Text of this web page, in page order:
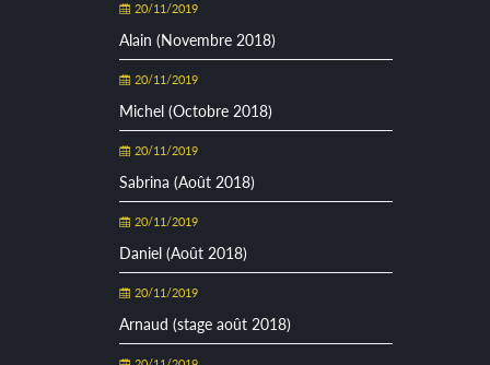
20/11/2019
Alain (Novembre 2018)
20/11/2019
Michel (Octobre 2018)
20/11/2019
Sabrina (Août 2018)
20/11/2019
Daniel (Août 2018)
20/11/2019
Arnaud (stage août 2018)